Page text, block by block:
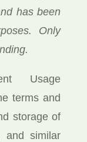
has been
Only
Usage
terms and
storage of
and similar